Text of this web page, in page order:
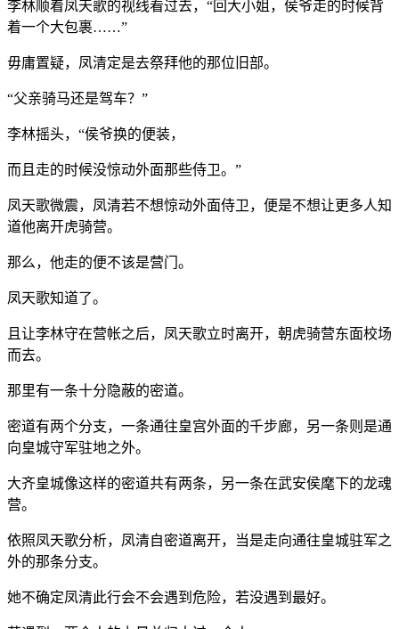
李林顺着凤天歌的视线看过去，“回大小姐，侯爷走的时候背
着一个大包裹……”
毋庸置疑，凤清定是去祭拜他的那位旧部。
“父亲骑马还是驾车？”
李林摇头，“侯爷换的便装，
而且走的时候没惊动外面那些侍卫。”
凤天歌微震，凤清若不想惊动外面侍卫，便是不想让更多人知
道他离开虎骑营。
那么，他走的便不该是营门。
凤天歌知道了。
且让李林守在营帐之后，凤天歌立时离开，朝虎骑营东面校场
而去。
那里有一条十分隐蔽的密道。
密道有两个分支，一条通往皇宫外面的千步廊，另一条则是通
向皇城守军驻地之外。
大齐皇城像这样的密道共有两条，另一条在武安侯麾下的龙魂
营。
依照凤天歌分析，凤清自密道离开，当是走向通往皇城驻军之
外的那条分支。
她不确定凤清此行会不会遇到危险，若没遇到最好。